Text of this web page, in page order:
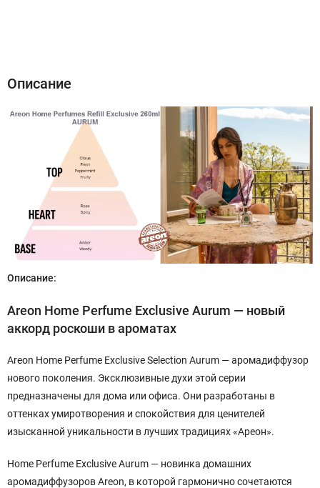
Описание
Описание:
Areon Home Perfume Exclusive Aurum — новый
аккорд роскоши в ароматах
Areon Home Perfume Exclusive Selection Aurum — аромадиффузор
нового поколения. Эксклюзивные духи этой серии
предназначены для дома или офиса. Они разработаны в
оттенках умиротворения и спокойствия для ценителей
изысканной уникальности в лучших традициях «Ареон».
Home Perfume Exclusive Aurum — новинка домашних
аромадиффузоров Areon, в которой гармонично сочетаются